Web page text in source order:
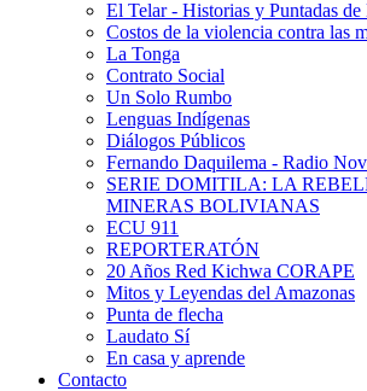
El Telar - Historias y Puntadas
Costos de la violencia contra las
La Tonga
Contrato Social
Un Solo Rumbo
Lenguas Indígenas
Diálogos Públicos
Fernando Daquilema - Radio
SERIE DOMITILA: LA
MINERAS BOLIVIANAS
ECU 911
REPORTERATÓN
20 Años Red Kichwa CORAPE
Mitos y Leyendas del Amazonas
Punta de flecha
Laudato Sí
En casa y aprende
Contacto